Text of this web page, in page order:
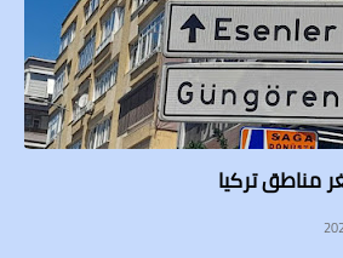
مناطق تركيا